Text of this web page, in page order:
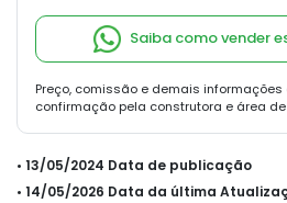
Saiba como vender
Preço, comissão e demais
confirmação pela construtora e área
• 13/05/2024 Data de publicação
• 14/05/2026 Data da última